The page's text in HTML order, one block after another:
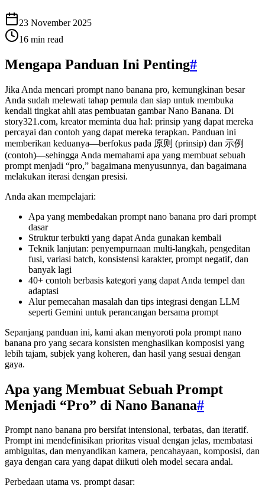
23 November 2025
16 min read
Mengapa Panduan Ini Penting#
Jika Anda mencari prompt nano banana pro, kemungkinan besar
Anda sudah melewati tahap pemula dan siap untuk membuka
kendali tingkat ahli atas pembuatan gambar Nano Banana. Di
story321.com, kreator meminta dua hal: prinsip yang dapat mereka
percayai dan contoh yang dapat mereka terapkan. Panduan ini
memberikan keduanya—berfokus pada 原则 (prinsip) dan 示例
(contoh)—sehingga Anda memahami apa yang membuat sebuah
prompt menjadi “pro,” bagaimana menyusunnya, dan bagaimana
melakukan iterasi dengan presisi.
Anda akan mempelajari:
Apa yang membedakan prompt nano banana pro dari prompt
dasar
Struktur terbukti yang dapat Anda gunakan kembali
Teknik lanjutan: penyempurnaan multi-langkah, pengeditan
fusi, variasi batch, konsistensi karakter, prompt negatif, dan
banyak lagi
40+ contoh berbasis kategori yang dapat Anda tempel dan
adaptasi
Alur pemecahan masalah dan tips integrasi dengan LLM
seperti Gemini untuk perancangan bersama prompt
Sepanjang panduan ini, kami akan menyoroti pola prompt nano
banana pro yang secara konsisten menghasilkan komposisi yang
lebih tajam, subjek yang koheren, dan hasil yang sesuai dengan
gaya.
Apa yang Membuat Sebuah Prompt
Menjadi “Pro” di Nano Banana#
Prompt nano banana pro bersifat intensional, terbatas, dan iteratif.
Prompt ini mendefinisikan prioritas visual dengan jelas, membatasi
ambiguitas, dan menyandikan kamera, pencahayaan, komposisi, dan
gaya dengan cara yang dapat diikuti oleh model secara andal.
Perbedaan utama vs. prompt dasar: